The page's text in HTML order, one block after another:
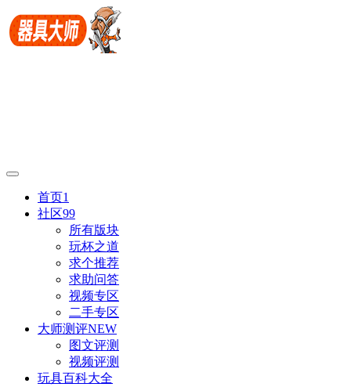
首页1
社区99
所有版块
玩杯之道
求个推荐
求助问答
视频专区
二手专区
大师测评NEW
图文评测
视频评测
玩具百科大全